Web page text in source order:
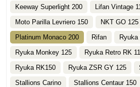
Keeway Superlight 200
Lifan Vintage
Moto Parilla Levriero 150
NKT GO 125
Platinum Monaco 200
Rifan
Ryuka Monkey 125
Ryuka Retro RK
Ryuka RK150
Ryuka ZSR GY 125
Stallions Carino
Stallions Centaur 150